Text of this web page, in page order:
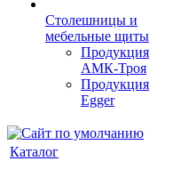
Столешницы и
мебельные щиты
Продукция
АМК-Троя
Продукция
Egger
Каталог